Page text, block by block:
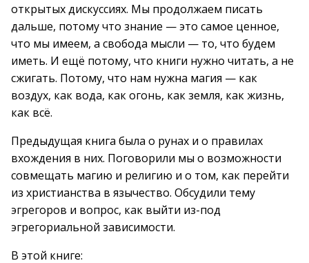
открытых дискуссиях. Мы продолжаем писать
дальше, потому что знание — это самое ценное,
что мы имеем, а свобода мысли — то, что будем
иметь. И ещё потому, что книги нужно читать, а не
сжигать. Потому, что нам нужна магия — как
воздух, как вода, как огонь, как земля, как жизнь,
как всё.
Предыдущая книга была о рунах и о правилах
вхождения в них. Поговорили мы о возможности
совмещать магию и религию и о том, как перейти
из христианства в язычество. Обсудили тему
эгрегоров и вопрос, как выйти из-под
эгрегориальной зависимости.
В этой книге: